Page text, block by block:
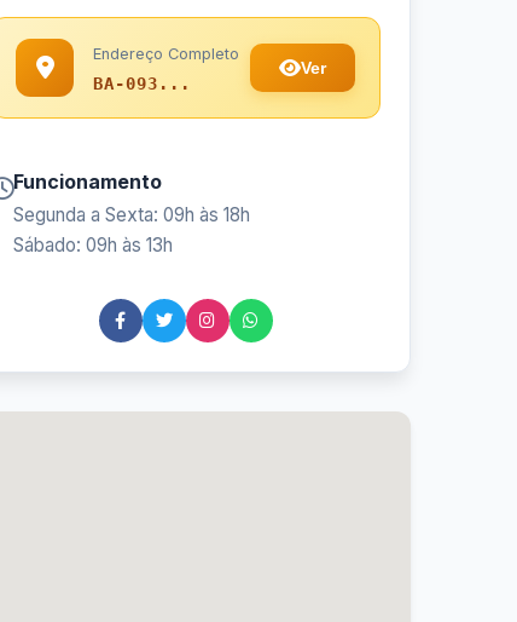
Endereço Completo
BA-093...
Ver
Funcionamento
Segunda a Sexta: 09h às 18h
Sábado: 09h às 13h